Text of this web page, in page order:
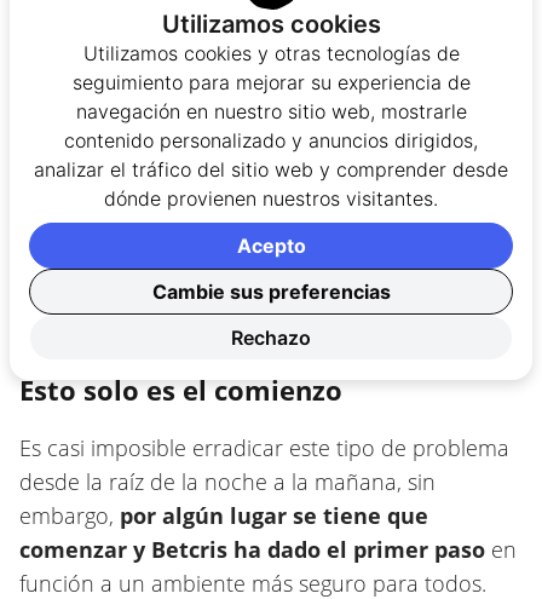
Esto solo es el comienzo
Es casi imposible erradicar este tipo de problema
desde la raíz de la noche a la mañana, sin
embargo, por algún lugar se tiene que
comenzar y Betcris ha dado el primer paso en
función a un ambiente más seguro para todos.
Utilizamos cookies
Utilizamos cookies y otras tecnologías de
seguimiento para mejorar su experiencia de
navegación en nuestro sitio web, mostrarle
contenido personalizado y anuncios dirigidos,
analizar el tráfico del sitio web y comprender desde
dónde provienen nuestros visitantes.
Cambie sus preferencias
Rechazo
Acepto